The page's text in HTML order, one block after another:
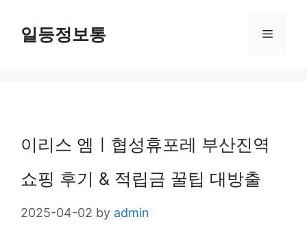
일등정보통 Menu
이리스 엠ㅣ협성휴포레 부산진역
쇼핑 후기 & 적립금 꿀팁 대방출
2025-04-02 by admin